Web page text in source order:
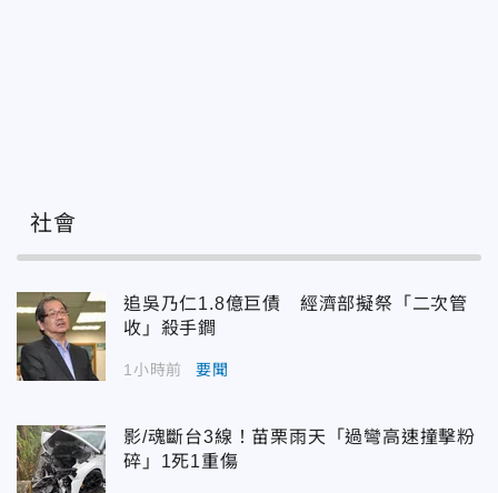
社會
追吳乃仁1.8億巨債 經濟部擬祭「二次管
收」殺手鐧
1小時前 要聞
影/魂斷台3線！苗栗雨天「過彎高速撞擊粉
碎」1死1重傷